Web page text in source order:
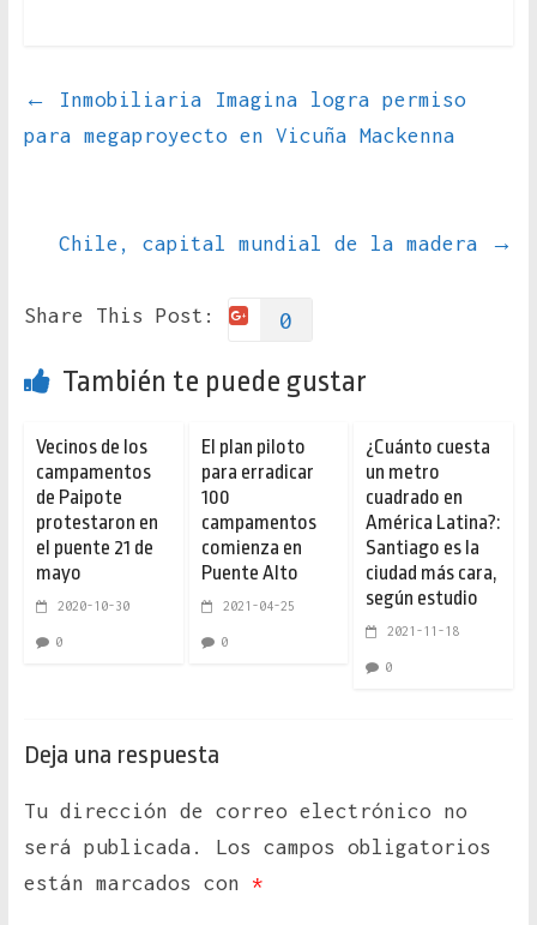
←
Inmobiliaria Imagina logra permiso
para megaproyecto en Vicuña Mackenna
Chile, capital mundial de la madera →
Share This Post: 0
También te puede gustar
Vecinos de los
campamentos
de Paipote
protestaron en
el puente 21 de
mayo
2020-10-30
0
El plan piloto
para erradicar
100
campamentos
comienza en
Puente Alto
2021-04-25
0
¿Cuánto cuesta
un metro
cuadrado en
América Latina?:
Santiago es la
ciudad más cara,
según estudio
2021-11-18
0
Deja una respuesta
Tu dirección de correo electrónico no
será publicada.
Los campos obligatorios
están marcados con *